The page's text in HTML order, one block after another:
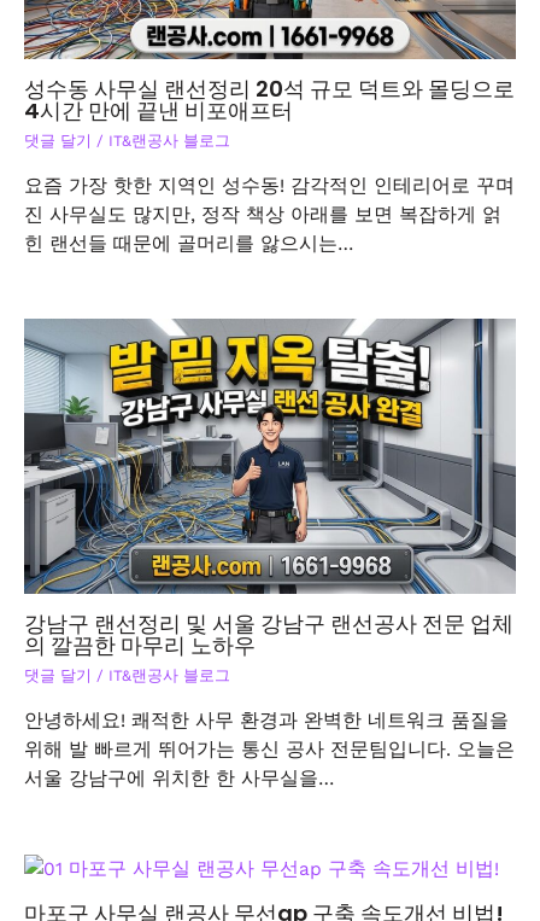
성수동 사무실 랜선정리 20석 규모 덕트와 몰딩으로
4시간 만에 끝낸 비포애프터
댓글 달기 / IT&랜공사 블로그
요즘 가장 핫한 지역인 성수동! 감각적인 인테리어로 꾸며
진 사무실도 많지만, 정작 책상 아래를 보면 복잡하게 얽
힌 랜선들 때문에 골머리를 앓으시는…
강남구 랜선정리 및 서울 강남구 랜선공사 전문 업체
의 깔끔한 마무리 노하우
댓글 달기 / IT&랜공사 블로그
안녕하세요! 쾌적한 사무 환경과 완벽한 네트워크 품질을
위해 발 빠르게 뛰어가는 통신 공사 전문팀입니다. 오늘은
서울 강남구에 위치한 한 사무실을…
마포구 사무실 랜공사 무선ap 구축 속도개선 비법!